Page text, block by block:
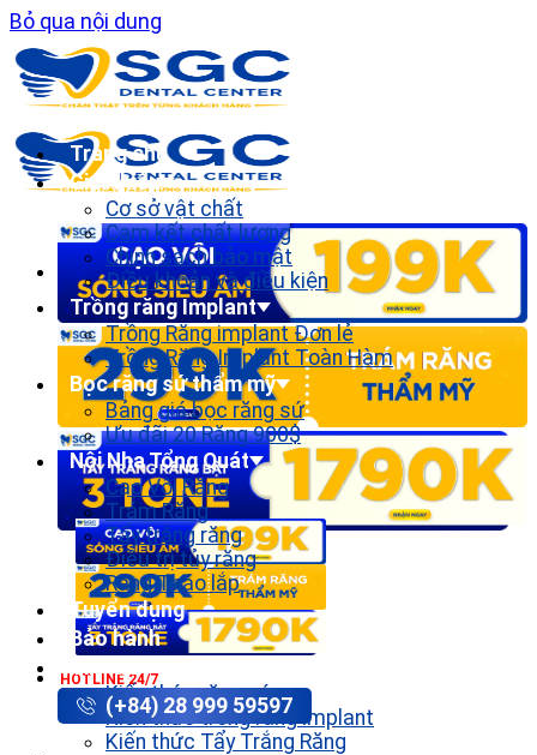
Bỏ qua nội dung
HOTLINE 24/7
(+84) 28 999 59597
Trang chủ
Giới thiệu
Cơ sở vật chất
Cam kết chất lượng
Chính sách bảo mật
Điều khoản và điều kiện
Trồng răng Implant
Trồng Răng implant Đơn lẻ
Trồng Răng Implant Toàn Hàm
Bọc răng sứ thẩm mỹ
Bảng giá bọc răng sứ
Ưu đãi 20 Răng 900$
Nội Nha Tổng Quát
Cạo Vôi Răng
Trám Răng
Tẩy trắng răng
Điều trị tủy răng
Răng Tháo lắp
Tuyển dụng
Bảo hành
Kiến thức răng sứ
Kiến thức trồng răng implant
Kiến thức Tẩy Trắng Răng